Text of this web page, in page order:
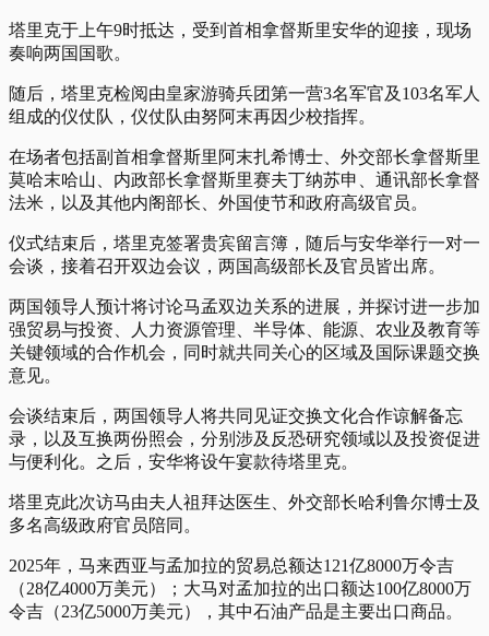
塔里克于上午9时抵达，受到首相拿督斯里安华的迎接，现场
奏响两国国歌。
随后，塔里克检阅由皇家游骑兵团第一营3名军官及103名军人
组成的仪仗队，仪仗队由努阿末再因少校指挥。
在场者包括副首相拿督斯里阿末扎希博士、外交部长拿督斯里
莫哈末哈山、内政部长拿督斯里赛夫丁纳苏申、通讯部长拿督
法米，以及其他内阁部长、外国使节和政府高级官员。
仪式结束后，塔里克签署贵宾留言簿，随后与安华举行一对一
会谈，接着召开双边会议，两国高级部长及官员皆出席。
两国领导人预计将讨论马孟双边关系的进展，并探讨进一步加
强贸易与投资、人力资源管理、半导体、能源、农业及教育等
关键领域的合作机会，同时就共同关心的区域及国际课题交换
意见。
会谈结束后，两国领导人将共同见证交换文化合作谅解备忘
录，以及互换两份照会，分别涉及反恐研究领域以及投资促进
与便利化。之后，安华将设午宴款待塔里克。
塔里克此次访马由夫人祖拜达医生、外交部长哈利鲁尔博士及
多名高级政府官员陪同。
2025年，马来西亚与孟加拉的贸易总额达121亿8000万令吉
（28亿4000万美元）；大马对孟加拉的出口额达100亿8000万
令吉（23亿5000万美元），其中石油产品是主要出口商品。